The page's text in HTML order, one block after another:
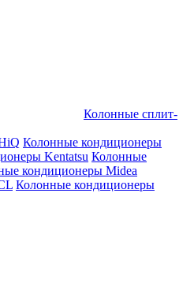
Колонные сплит-
Колонные кондиционеры
Kentatsu Колонные
кондиционеры Midea
Колонные кондиционеры